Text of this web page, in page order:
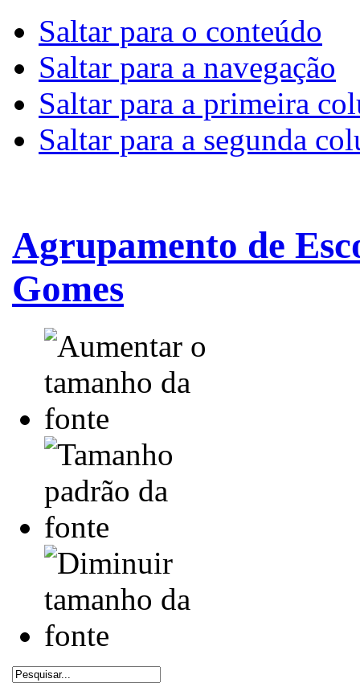
Saltar para o conteúdo
Saltar para a navegação
Saltar para a primeira
Saltar para a segunda
Agrupamento de
Gomes